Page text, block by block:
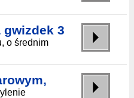
gwizdek 3
o średnim